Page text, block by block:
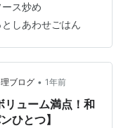
まみとしても楽し
ス炒め
しあわせごはん
ブログ • 1年前
ューム満点！和
ひとつ】